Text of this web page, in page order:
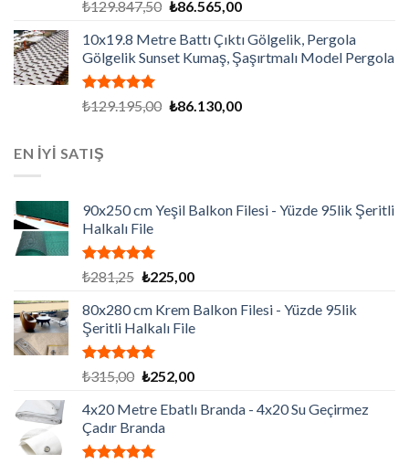
5 üzerinden
aldı
₺129.847,50 Orijinal
₺129.847,50.
₺86.565,00Şu
fiyat:
₺86.565,00.
10x19.8 Metre Battı Çıktı Gölgelik, Pergola
Gölgelik Sunset Kumaş, Şaşırtmalı Model Pergola
5 üzerinden
₺129.195,00 Orijinal
₺86.130,00Şu
EN İYİ SATIŞ
90x250 cm Yeşil Balkon Filesi - Yüzde 95lik Şeritli
Halkalı File
5 üzerinden
oy
aldı
₺281,25 Orijinal
₺281,25.
₺225,00Şu
fiyat:
₺225,00.
80x280 cm Krem Balkon Filesi - Yüzde 95lik
Şeritli Halkalı File
5 üzerinden
oy
aldı
₺315,00 Orijinal
₺315,00.
₺252,00Şu
fiyat:
4x20 Metre Ebatlı Branda - 4x20 Su Geçirmez
Çadır Branda